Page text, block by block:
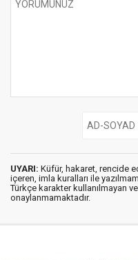
UYARI: Küfür, hakaret, rencide
içeren, imla kuralları ile
Türkçe karakter kullanılmayan
onaylanmamaktadır.